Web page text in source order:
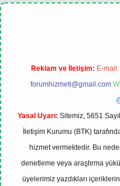
elexbettulipbet güncel
Reklam ve İletişim: E-mail:
forumhizmeti@gmail.com
Yasal Uyarı: Sitemiz, 5651
İletişim Kurumu (BTK)
hizmet vermektedir. Bu
denetleme veya araştırma
üyelerimiz yazdıkları